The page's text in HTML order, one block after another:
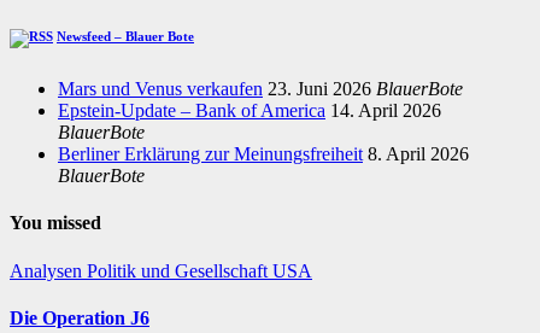
Newsfeed – Blauer Bote
Mars und Venus verkaufen 23. Juni 2026 BlauerBote
Epstein-Update – Bank of America 14. April 2026
BlauerBote
Berliner Erklärung zur Meinungsfreiheit 8. April 2026
BlauerBote
You missed
Analysen Politik und Gesellschaft USA
Die Operation J6